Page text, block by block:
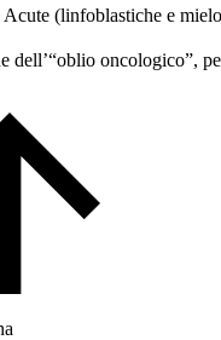
Acute (linfoblastiche e
dell’“oblio oncologico”,